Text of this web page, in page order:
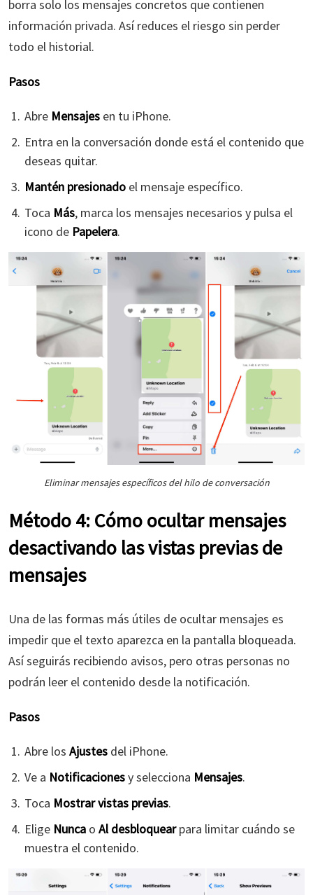
borra solo los mensajes concretos que contienen
información privada. Así reduces el riesgo sin perder
todo el historial.
Pasos
Abre Mensajesen tu iPhone.
Entra en la conversación donde está el contenido que
deseas quitar.
Mantén presionadoel mensaje específico.
Toca Más, marca los mensajes necesarios y pulsa el
icono de Papelera.
Eliminar mensajes específicos del hilo de conversación
Método 4: Cómo ocultar mensajes
desactivando las vistas previas de
mensajes
Una de las formas más útiles de ocultar mensajes es
impedir que el texto aparezca en la pantalla bloqueada.
Así seguirás recibiendo avisos, pero otras personas no
podrán leer el contenido desde la notificación.
Pasos
Abre los Ajustesdel iPhone.
Ve a Notificacionesy selecciona Mensajes.
Toca Mostrar vistas previas.
Elige Nuncao Al desbloquearpara limitar cuándo se
muestra el contenido.